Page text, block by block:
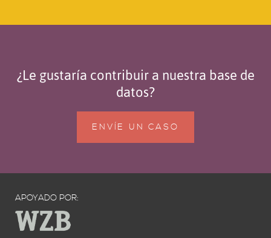
¿Le gustaría contribuir a nuestra base de
datos?
ENVÍE UN CASO
APOYADO POR: